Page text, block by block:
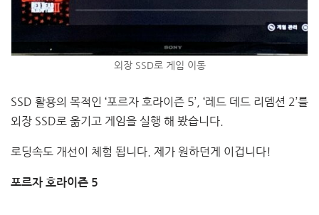
외장 SSD로 게임 이동
SSD 활용의 목적인 ‘포르자 호라이즌 5’, ‘레드 데드 리뎀션 2’를
외장 SSD로 옮기고 게임을 실행 해 봤습니다.
로딩속도 개선이 체험 됩니다. 제가 원하던게 이겁니다!
포르자 호라이즌 5